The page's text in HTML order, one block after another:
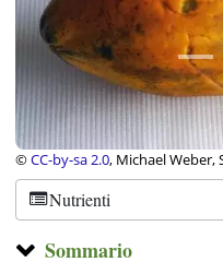
©CC-by-sa 2.0, Michael
Schweiz
Nutrienti
Sommario